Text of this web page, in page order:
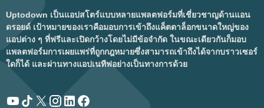
Uptodown เป็นแอปสโตร์แบบหลายแพลตฟอร์มที่เชี่ยวชาญด้านแอน
ดรอยด์ เป้าหมายของเราคือมอบการเข้าถึงแค็ตตาล็อกขนาดใหญ่ของ
แอปต่าง ๆ ที่ฟรีและเปิดกว้างโดยไม่มีข้อจำกัด ในขณะเดียวกันก็มอบ
แพลตฟอร์มการเผยแพร่ที่ถูกกฎหมายซึ่งสามารถเข้าถึงได้จากบราวเซอร์
ใดก็ได้ และผ่านทางแอปเนทีฟอย่างเป็นทางการด้วย